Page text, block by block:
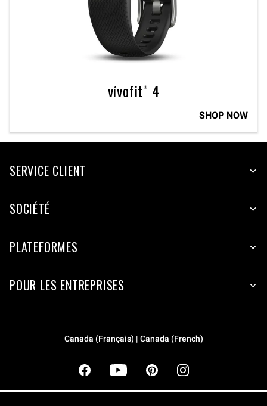
vívofit® 4
SHOP NOW
SERVICE CLIENT
SOCIÉTÉ
PLATEFORMES
POUR LES ENTREPRISES
Canada (Français) | Canada (French)